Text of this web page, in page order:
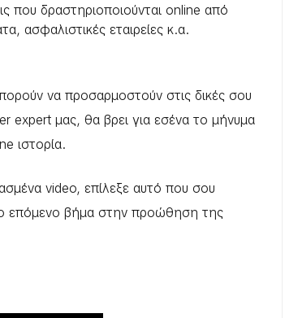
που δραστηριοποιούνται online από
ασφαλιστικές εταιρείες κ.α.
να προσαρμοστούν στις δικές σου
expert μας, θα βρει για εσένα το μήνυμα
ιστορία.
video, επίλεξε αυτό που σου
το επόμενο βήμα στην προώθηση της